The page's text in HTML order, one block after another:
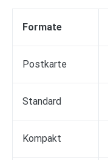
Formate
Postkarte
Standard
Kompakt